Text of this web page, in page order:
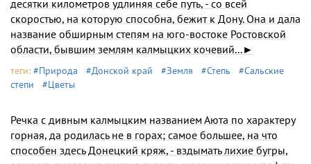
десятки ки­лометров удлиняя себе путь, - со всей
скоростью, на которую способна, бежит к Дону. Она и дала
название обширным степям на юго-востоке Ростовской
области, бывшим землям калмыцких кочевий...►
теги: #Природа #Донской край #Земля #Степь
#Сальские
степи
#Цветы
Речка с дивным калмыцким названием Аюта по характеру
горная, да родилась не в горах; самое большее, на что
способен здесь Донецкий кряж, - вздымать лихие бугры,